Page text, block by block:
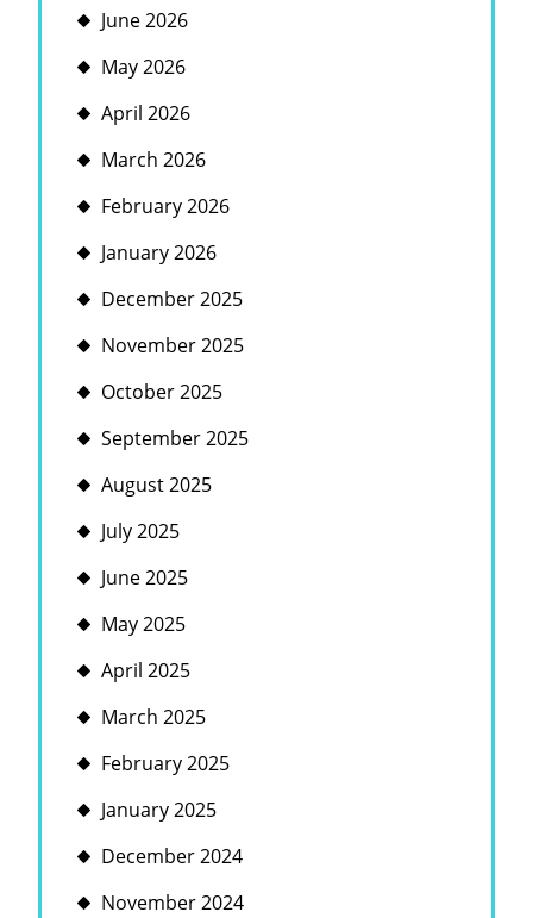
June 2026
May 2026
April 2026
March 2026
February 2026
January 2026
December 2025
November 2025
October 2025
September 2025
August 2025
July 2025
June 2025
May 2025
April 2025
March 2025
February 2025
January 2025
December 2024
November 2024